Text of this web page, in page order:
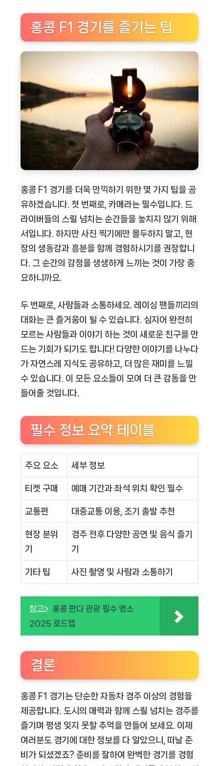
홍콩 F1 경기를 즐기는 팁
홍콩 F1 경기를 더욱 만끽하기 위한 몇 가지 팁을 공
유하겠습니다. 첫 번째로, 카메라는 필수입니다. 드
라이버들의 스릴 넘치는 순간들을 놓치지 않기 위해
서입니다. 하지만 사진 찍기에만 몰두하지 말고, 현
장의 생동감과 흥분을 함께 경험하시기를 권장합니
다. 그 순간의 감정을 생생하게 느끼는 것이 가장 중
요하니까요.
두 번째로, 사람들과 소통하세요. 레이싱 팬들끼리의
대화는 큰 즐거움이 될 수 있습니다. 심지어 완전히
모르는 사람들과 이야기 하는 것이 새로운 친구를 만
드는 기회가 되기도 합니다! 다양한 이야기를 나누다
가 자연스레 지식도 공유하고, 더 많은 재미를 느낄
수 있습니다. 이 모든 요소들이 모여 더 큰 감동을 만
들어줄 것입니다.
필수 정보 요약 테이블
주요 요소 세부 정보
티켓 구매 예매 기간과 좌석 위치 확인 필수
교통편 대중교통 이용, 조기 출발 추천
현장 분위
기
경주 전후 다양한 공연 및 음식 즐기
기
기타 팁 사진 촬영 및 사람과 소통하기
참고> 홍콩 판다 관광 필수 명소
2025 로드맵
결론
홍콩 F1 경기는 단순한 자동차 경주 이상의 경험을
제공합니다. 도시의 매력과 함께 스릴 넘치는 경주를
즐기며 평생 잊지 못할 추억을 만들어 보세요. 이제
여러분도 경기에 대한 정보를 다 알았으니, 떠날 준
비가 되셨겠죠? 준비를 잘하여 완벽한 경기를 경험